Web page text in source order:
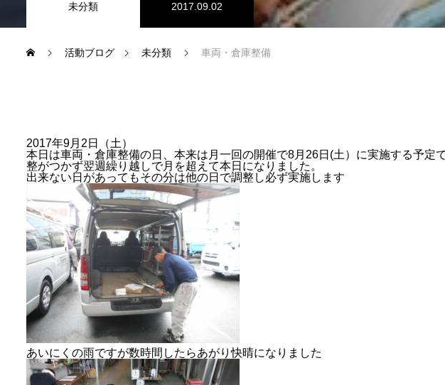
2023年度
未分類 2017.09.02
活動ブログ 未分類 車両・倉庫整備
2017年9月2日（土）
本日は車両・倉庫整備の日、本来は月一回の開催で8月26日(土）に実施する予定
整がつかず翌週繰り越しで月を超えて本日になりました。
出来ない日があってもその分は他の日で調整し必ず実施します
あいにくの雨ですが数時間したらあがり快晴になりました